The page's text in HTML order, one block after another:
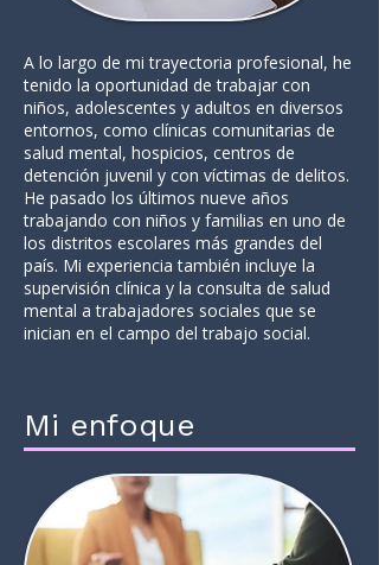
A lo largo de mi trayectoria profesional, he
tenido la oportunidad de trabajar con
niños, adolescentes y adultos en diversos
entornos, como clínicas comunitarias de
salud mental, hospicios, centros de
detención juvenil y con víctimas de delitos.
He pasado los últimos nueve años
trabajando con niños y familias en uno de
los distritos escolares más grandes del
país. Mi experiencia también incluye la
supervisión clínica y la consulta de salud
mental a trabajadores sociales que se
inician en el campo del trabajo social.
Mi enfoque